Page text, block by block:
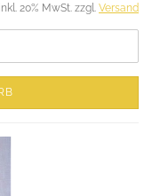
inkl. 20% MwSt. zzgl. Versand